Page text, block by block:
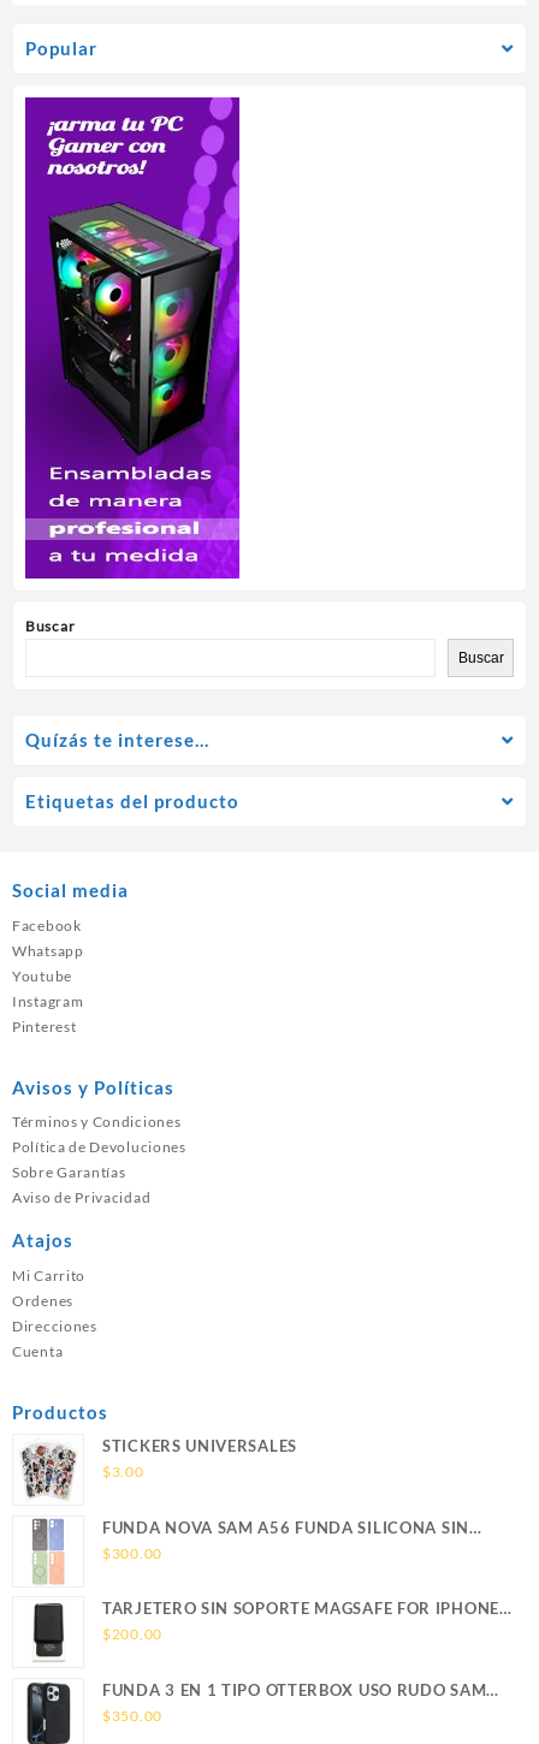
Popular
Buscar
Buscar
Quízás te interese…
Etiquetas del producto
Social media
Facebook
Whatsapp
Youtube
Instagram
Pinterest
Avisos y Políticas
Términos y Condiciones
Política de Devoluciones
Sobre Garantías
Aviso de Privacidad
Atajos
Mi Carrito
Ordenes
Direcciones
Cuenta
Productos
STICKERS UNIVERSALES
$3.00
FUNDA NOVA SAM A56 FUNDA SILICONA SIN
SOPORTE MAGNETICO SAMSUNG
$300.00
TARJETERO SIN SOPORTE MAGSAFE FOR IPHONE
LEATHER WALLET MAGSAFE
$200.00
FUNDA 3 EN 1 TIPO OTTERBOX USO RUDO SAM
S26 ULTRA SAMSUNG S26 ULTRA
$350.00